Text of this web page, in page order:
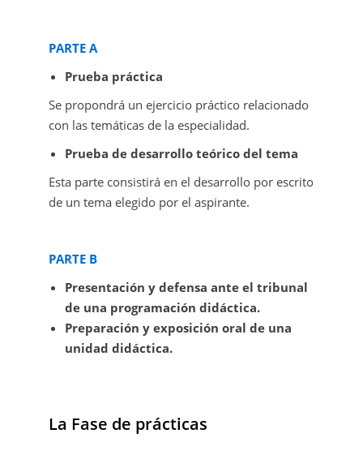
PARTE A
Prueba práctica
Se propondrá un ejercicio práctico relacionado
con las temáticas de la especialidad.
Prueba de desarrollo teórico del tema
Esta parte consistirá en el desarrollo por escrito
de un tema elegido por el aspirante.
PARTE B
Presentación y defensa ante el tribunal
de una programación didáctica.
Preparación y exposición oral de una
unidad didáctica.
La Fase de prácticas